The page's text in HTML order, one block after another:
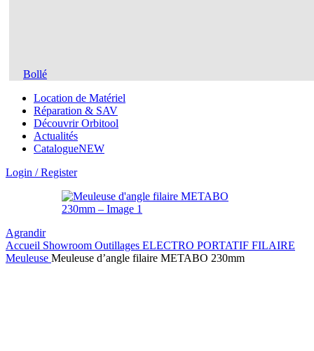
Bollé
Location de Matériel
Réparation & SAV
Découvrir Orbitool
Actualités
CatalogueNEW
Login / Register
Agrandir
Accueil Showroom Outillages ELECTRO PORTATIF FILAIRE
Meuleuse Meuleuse d’angle filaire METABO 230mm